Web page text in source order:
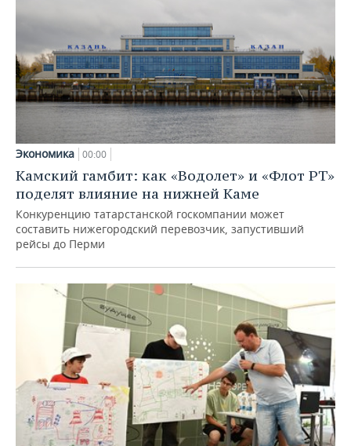
Экономика 00:00
Камский гамбит: как «Водолет» и «Флот РТ»
поделят влияние на нижней Каме
Конкуренцию татарстанской госкомпании может
составить нижегородский перевозчик, запустивший
рейсы до Перми